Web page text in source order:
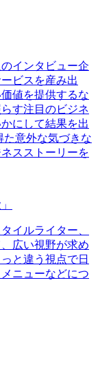
インタビュー企
ビスを産み出
値を提供するな
す注目のビジネ
にして結果を出
た意外な気づきな
スストーリーを
イルライター、
広い視野が求め
と違う視点で日
ニューなどにつ